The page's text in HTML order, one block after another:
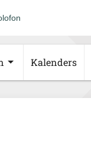
Kalenders